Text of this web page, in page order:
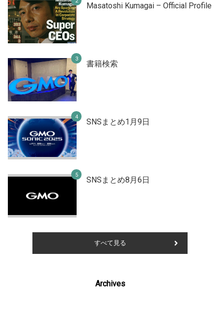
Masatoshi Kumagai – Official Profile
書籍検索
SNSまとめ1月9日
SNSまとめ8月6日
すべて見る
Archives